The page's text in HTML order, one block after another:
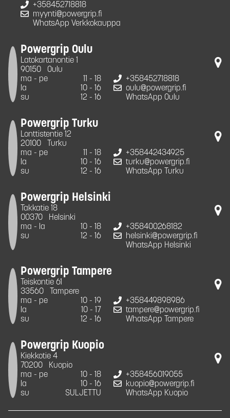
+358452718818
myynti@powergrip.fi
WhatsApp Verkkokauppa
Powergrip Oulu
Latokartanontie 1
90150
Oulu
ma - pe
11 - 18
la
10 - 16
su
12 - 16
+358452718818
oulu@powergrip.fi
WhatsApp Oulu
Powergrip Turku
Lonttistentie 12
20100
Turku
ma - pe
11 - 18
la
10 - 16
su
12 - 16
+358442434925
turku@powergrip.fi
WhatsApp Turku
Powergrip Helsinki
Takkatie 18
00370
Helsinki
ma - la
10 - 18
su
12 - 16
+358400268182
helsinki@powergrip.fi
WhatsApp Helsinki
Powergrip Tampere
Teiskontie 61
33560
Tampere
ma - pe
10 - 19
la
10 - 17
su
12 - 16
+358449898986
tampere@powergrip.fi
WhatsApp Tampere
Powergrip Kuopio
Kiekkotie 4
70200
Kuopio
ma - pe
10 - 18
la
10 - 16
su
SULJETTU
+358456019055
kuopio@powergrip.fi
WhatsApp Kuopio